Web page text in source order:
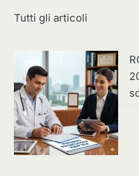
Tutti gli articoli